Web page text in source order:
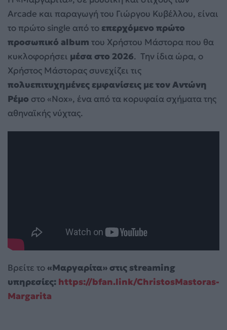
Arcade και παραγωγή του Γιώργου Κυβέλλου, είναι
το πρώτο single από το επερχόμενο πρώτο
προσωπικό album του Χρήστου Μάστορα που θα
κυκλοφορήσει μέσα στο 2026. Την ίδια ώρα, ο
Χρήστος Μάστορας συνεχίζει τις
πολυεπιτυχημένες εμφανίσεις με τον Αντώνη
Ρέμο στο «Nox», ένα από τα κορυφαία σχήματα της
αθηναϊκής νύχτας.
Βρείτε το«Μαργαρίτα» στις streaming
υπηρεσίες: https://bfan.link/ChristosMastoras-
Margarita